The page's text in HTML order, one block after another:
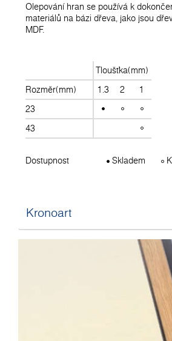
Olepování hran se používá k
materiálů na bázi dřeva, jako jsou
MDF.
Tloušťka(mm)
Rozměr(mm)
1.3 2
1
23
43
Dostupnost Skladem
Kronoart